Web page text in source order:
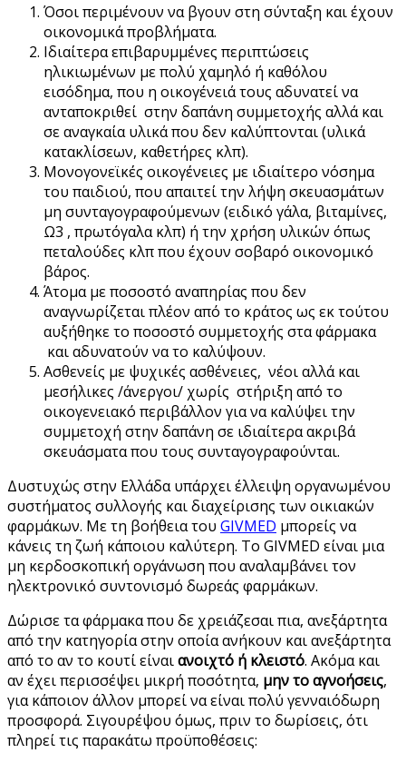
Όσοι περιμένουν να βγουν στη σύνταξη και έχουν
οικονομικά προβλήματα.
Ιδιαίτερα επιβαρυμμένες περιπτώσεις
ηλικιωμένων με πολύ χαμηλό ή καθόλου
εισόδημα, που η οικογένειά τους αδυνατεί να
ανταποκριθεί στην δαπάνη συμμετοχής αλλά και
σε αναγκαία υλικά που δεν καλύπτονται (υλικά
κατακλίσεων, καθετήρες κλπ).
Μονογονεϊκές οικογένειες με ιδιαίτερο νόσημα
του παιδιού, που απαιτεί την λήψη σκευασμάτων
μη συνταγογραφούμενων (ειδικό γάλα, βιταμίνες,
Ω3 , πρωτόγαλα κλπ) ή την χρήση υλικών όπως
πεταλούδες κλπ που έχουν σοβαρό οικονομικό
βάρος.
Άτομα με ποσοστό αναπηρίας που δεν
αναγνωρίζεται πλέον από το κράτος ως εκ τούτου
αυξήθηκε το ποσοστό συμμετοχής στα φάρμακα
και αδυνατούν να το καλύψουν.
Ασθενείς με ψυχικές ασθένειες, νέοι αλλά και
μεσήλικες /άνεργοι/ χωρίς στήριξη από το
οικογενειακό περιβάλλον για να καλύψει την
συμμετοχή στην δαπάνη σε ιδιαίτερα ακριβά
σκευάσματα που τους συνταγογραφούνται.
Δυστυχώς στην Ελλάδα υπάρχει έλλειψη οργανωμένου
συστήματος συλλογής και διαχείρισης των οικιακών
φαρμάκων. Με τη βοήθεια του GIVMED μπορείς να
κάνεις τη ζωή κάποιου καλύτερη. Το GIVMED είναι μια
μη κερδοσκοπική οργάνωση που αναλαμβάνει τον
ηλεκτρονικό συντονισμό δωρεάς φαρμάκων.
Δώρισε τα φάρμακα που δε χρειάζεσαι πια, ανεξάρτητα
από την κατηγορία στην οποία ανήκουν και ανεξάρτητα
από το αν το κουτί είναιανοιχτό ή κλειστό. Ακόμα και
αν έχει περισσέψει μικρή ποσότητα, μην το αγνοήσεις,
για κάποιον άλλον μπορεί να είναι πολύ γενναιόδωρη
προσφορά. Σιγουρέψου όμως, πριν το δωρίσεις, ότι
πληρεί τις παρακάτω προϋποθέσεις: